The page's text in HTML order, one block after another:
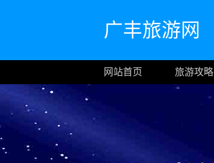
广丰旅游网
网站首页 旅游攻略